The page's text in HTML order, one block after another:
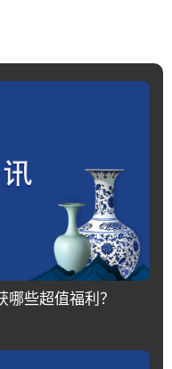
些超值福利？